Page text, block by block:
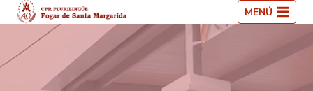
Saltar
ao
contido
MENÚ